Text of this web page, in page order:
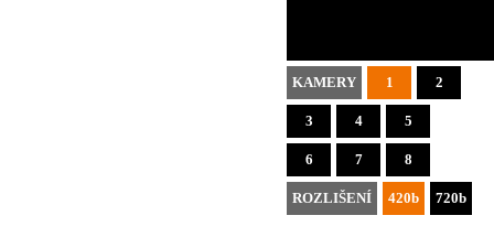
KAMERY 1 2
3 4 5
6 7 8
ROZLIŠENÍ 420b 720b